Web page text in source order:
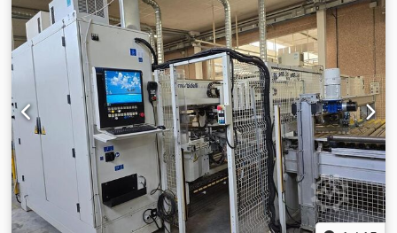
Plattenförderers mit Umrichter: 20–95 m/min Bei
Plattengewichten über 50 kg darf die Geschwindigkeit 50
m/min nicht überschreiten. Produktionskapazität der Linie:
bis zu 25 Stück/Minute MORBIDELLI POWERFLEX Flexible
Bohrmaschine: 5 geteilte untere Vertikalbohrköpfe, 3
automatische, flexible, geteilte obere Vertikalbohrköpfe mit
NC-Steuerung, jeweils mit 26 unabhängigen Spindeln, 2
Horizontalbohrköpfe mit geteilten Köpfen und 28 + 28
Spindeln (pro Seite), jeweils unabhängig (auf zwei Ebenen
angeordnet), Code: MMA004.03 TECHNISCHE DATEN ZU
ÜBERPRÜFEN Cjdpfx Ajw Dba Hjb Nsha